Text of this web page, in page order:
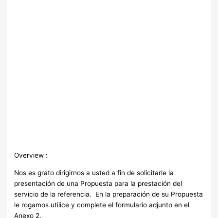
Overview :
Nos es grato dirigirnos a usted a fin de solicitarle la
presentación de una Propuesta para la prestación del
servicio de la referencia. En la preparación de su Propuesta
le rogamos utilice y complete el formulario adjunto en el
Anexo 2.